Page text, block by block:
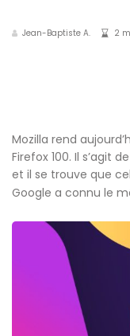
Jean-Baptiste A. 2
Mozilla rend
Firefox 100. Il s’agit
et il se trouve que
Google a connu le